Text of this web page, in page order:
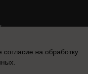
на обработку